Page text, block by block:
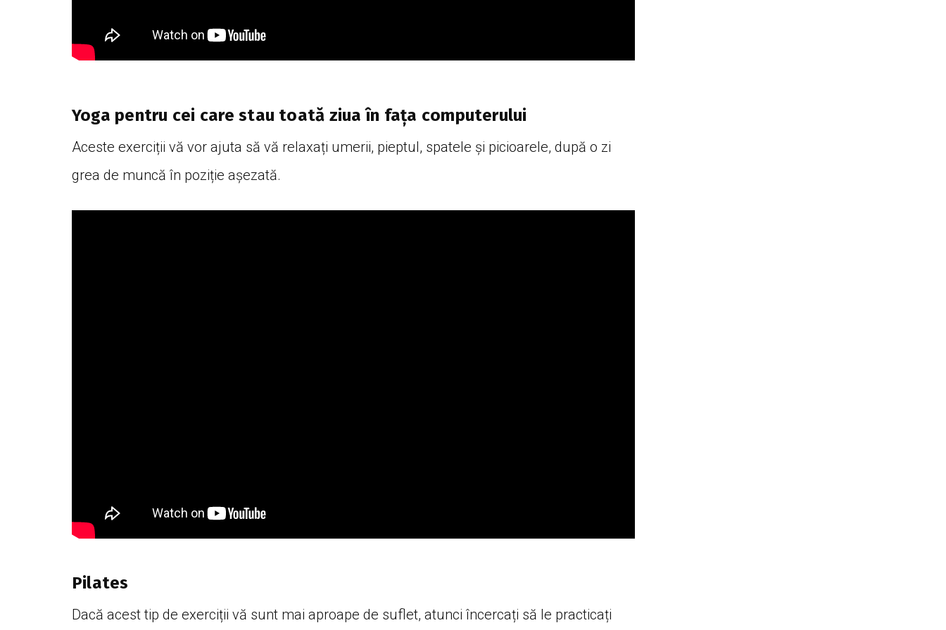
Yoga pentru cei care stau toată ziua în fața computerului
Aceste exerciții vă vor ajuta să vă relaxați umerii, pieptul, spatele și picioarele, după o zi
grea de muncă în poziție așezată.
Pilates
Dacă acest tip de exerciții vă sunt mai aproape de suflet, atunci încercați să le practicați